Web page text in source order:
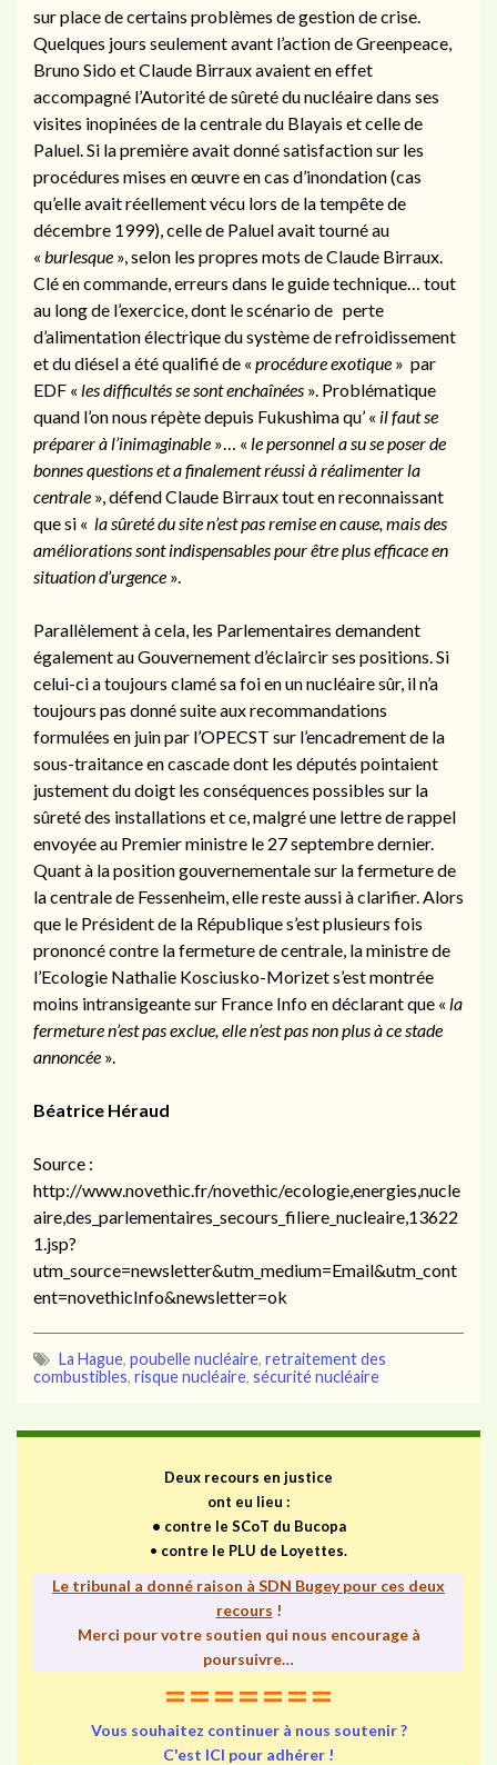
sur place de certains problèmes de gestion de crise.
Quelques jours seulement avant l’action de Greenpeace,
Bruno Sido et Claude Birraux avaient en effet
accompagné l’Autorité de sûreté du nucléaire dans ses
visites inopinées de la centrale du Blayais et celle de
Paluel. Si la première avait donné satisfaction sur les
procédures mises en œuvre en cas d’inondation (cas
qu’elle avait réellement vécu lors de la tempête de
décembre 1999), celle de Paluel avait tourné au
« burlesque », selon les propres mots de Claude Birraux.
Clé en commande, erreurs dans le guide technique… tout
au long de l’exercice, dont le scénario de perte
d’alimentation électrique du système de refroidissement
et du diésel a été qualifié de « procédure exotique » par
EDF « les difficultés se sont enchaînées ». Problématique
quand l’on nous répète depuis Fukushima qu’ « il faut se
préparer à l’inimaginable »… « le personnel a su se poser de
bonnes questions et a finalement réussi à réalimenter la
centrale », défend Claude Birraux tout en reconnaissant
que si « la sûreté du site n’est pas remise en cause, mais des
améliorations sont indispensables pour être plus efficace en
situation d’urgence ».
Parallèlement à cela, les Parlementaires demandent
également au Gouvernement d’éclaircir ses positions. Si
celui-ci a toujours clamé sa foi en un nucléaire sûr, il n’a
toujours pas donné suite aux recommandations
formulées en juin par l’OPECST sur l’encadrement de la
sous-traitance en cascade dont les députés pointaient
justement du doigt les conséquences possibles sur la
sûreté des installations et ce, malgré une lettre de rappel
envoyée au Premier ministre le 27 septembre dernier.
Quant à la position gouvernementale sur la fermeture de
la centrale de Fessenheim, elle reste aussi à clarifier. Alors
que le Président de la République s’est plusieurs fois
prononcé contre la fermeture de centrale, la ministre de
l’Ecologie Nathalie Kosciusko-Morizet s’est montrée
moins intransigeante sur France Info en déclarant que « la
fermeture n’est pas exclue, elle n’est pas non plus à ce stade
annoncée ».
Béatrice Héraud
Source :
http://www.novethic.fr/novethic/ecologie,energies,nucle
aire,des_parlementaires_secours_filiere_nucleaire,13622
1.jsp?
utm_source=newsletter&utm_medium=Email&utm_cont
ent=novethicInfo&newsletter=ok
La Hague, poubelle nucléaire, retraitement des
combustibles, risque nucléaire, sécurité nucléaire
Deux recours en justice
ont eu lieu :
• contre le SCoT du Bucopa
• contre le PLU de Loyettes.
Le tribunal a donné raison à SDN Bugey pour ces deux
recours !
Merci pour votre soutien qui nous encourage à
poursuivre…
=======
Vous souhaitez continuer à nous soutenir ?
C'est ICI pour adhérer !